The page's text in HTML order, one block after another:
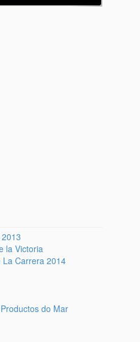
la Victoria
Carrera 2014
do Mar